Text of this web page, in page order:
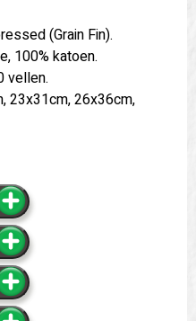
(Grain Fin).
100% katoen.
vellen.
23x31cm, 26x36cm,